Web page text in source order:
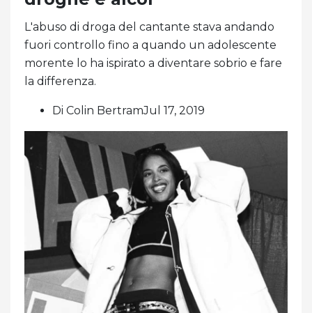
L'abuso di droga del cantante stava andando
fuori controllo fino a quando un adolescente
morente lo ha ispirato a diventare sobrio e fare
la differenza.
Di Colin BertramJul 17, 2019